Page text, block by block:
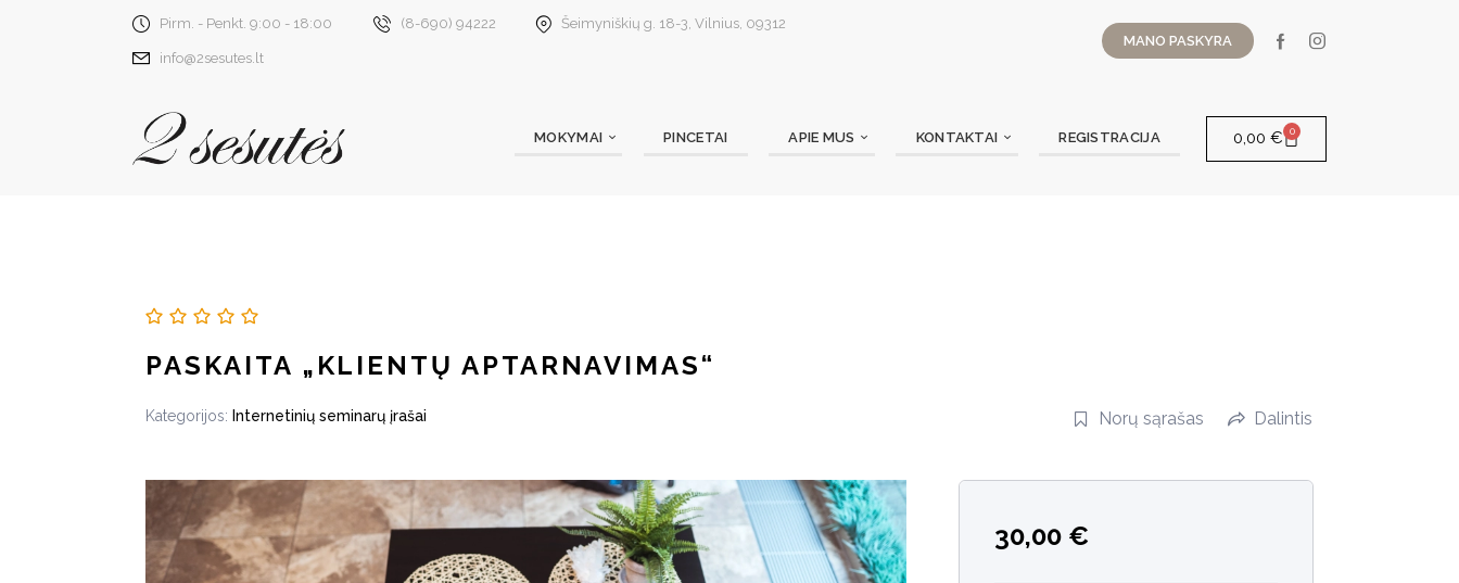
Pirm. - Penkt. 9:00 - 18:00 (8-690) 94222 Šeimyniškių g. 18-3, Vilnius, 09312
info@2sesutes.lt
MANO PASKYRA
MOKYMAI PINCETAI APIE MUS KONTAKTAI REGISTRACIJA 0,00 € 0
PASKAITA „KLIENTŲ APTARNAVIMAS“
Kategorijos: Internetinių seminarų įrašai Norų sąrašas Dalintis
30,00 €